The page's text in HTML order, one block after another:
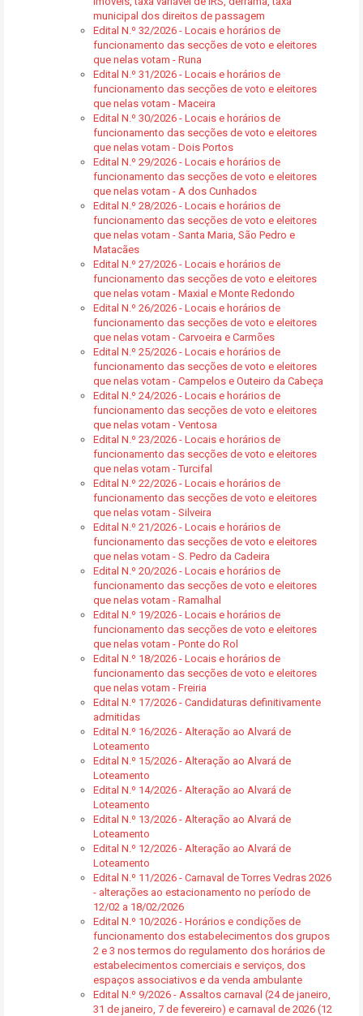
municipal dos direitos de passagem
Edital N.º 32/2026 - Locais e horários de
funcionamento das secções de voto e eleitores
que nelas votam - Runa
Edital N.º 31/2026 - Locais e horários de
funcionamento das secções de voto e eleitores
que nelas votam - Maceira
Edital N.º 30/2026 - Locais e horários de
funcionamento das secções de voto e eleitores
que nelas votam - Dois Portos
Edital N.º 29/2026 - Locais e horários de
funcionamento das secções de voto e eleitores
que nelas votam - A dos Cunhados
Edital N.º 28/2026 - Locais e horários de
funcionamento das secções de voto e eleitores
que nelas votam - Santa Maria, São Pedro e
Matacães
Edital N.º 27/2026 - Locais e horários de
funcionamento das secções de voto e eleitores
que nelas votam - Maxial e Monte Redondo
Edital N.º 26/2026 - Locais e horários de
funcionamento das secções de voto e eleitores
que nelas votam - Carvoeira e Carmões
Edital N.º 25/2026 - Locais e horários de
funcionamento das secções de voto e eleitores
que nelas votam - Campelos e Outeiro da Cabeça
Edital N.º 24/2026 - Locais e horários de
funcionamento das secções de voto e eleitores
que nelas votam - Ventosa
Edital N.º 23/2026 - Locais e horários de
funcionamento das secções de voto e eleitores
que nelas votam - Turcifal
Edital N.º 22/2026 - Locais e horários de
funcionamento das secções de voto e eleitores
que nelas votam - Silveira
Edital N.º 21/2026 - Locais e horários de
funcionamento das secções de voto e eleitores
que nelas votam - S. Pedro da Cadeira
Edital N.º 20/2026 - Locais e horários de
funcionamento das secções de voto e eleitores
que nelas votam - Ramalhal
Edital N.º 19/2026 - Locais e horários de
funcionamento das secções de voto e eleitores
que nelas votam - Ponte do Rol
Edital N.º 18/2026 - Locais e horários de
funcionamento das secções de voto e eleitores
que nelas votam - Freiria
Edital N.º 17/2026 - Candidaturas definitivamente
admitidas
Edital N.º 16/2026 - Alteração ao Alvará de
Loteamento
Edital N.º 15/2026 - Alteração ao Alvará de
Loteamento
Edital N.º 14/2026 - Alteração ao Alvará de
Loteamento
Edital N.º 13/2026 - Alteração ao Alvará de
Loteamento
Edital N.º 12/2026 - Alteração ao Alvará de
Loteamento
Edital N.º 11/2026 - Carnaval de Torres Vedras 2026
- alterações ao estacionamento no período de
12/02 a 18/02/2026
Edital N.º 10/2026 - Horários e condições de
funcionamento dos estabelecimentos dos grupos
2 e 3 nos termos do regulamento dos horários de
estabelecimentos comerciais e serviços, dos
espaços associativos e da venda ambulante
Edital N.º 9/2026 - Assaltos carnaval (24 de janeiro,
31 de janeiro, 7 de fevereiro) e carnaval de 2026 (12